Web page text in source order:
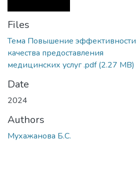
Files
Тема Повышение эффективности
качества предоставления
медицинских услуг .pdf(2.27 MB)
Date
2024
Authors
Мухажанова Б.С.